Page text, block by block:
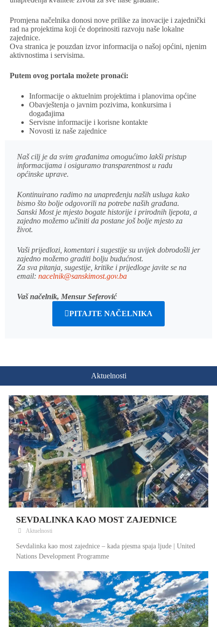
Promjena načelnika donosi nove prilike za inovacije i zajednički
rad na projektima koji će doprinositi razvoju naše lokalne
zajednice.
Ova stranica je pouzdan izvor informacija o našoj općini, njenim
aktivnostima i servisima.
Putem ovog portala možete pronaći:
Informacije o aktuelnim projektima i planovima općine
Obavještenja o javnim pozivima, konkursima i
događajima
Servisne informacije i korisne kontakte
Novosti iz naše zajednice
Naš cilj je da svim građanima omogućimo lakši pristup
informacijama i osiguramo transparentnost u radu
općinske uprave.
Kontinuirano radimo na unapređenju naših usluga kako
bismo što bolje odgovorili na potrebe naših građana.
Sanski Most je mjesto bogate historije i prirodnih ljepota, a
zajedno možemo učiniti da postane još bolje mjesto za
život.
Vaši prijedlozi, komentari i sugestije su uvijek dobrodošli jer
zajedno možemo graditi bolju budućnost.
Za sva pitanja, sugestije, kritike i prijedloge javite se na
email: nacelnik@sanskimost.gov.ba
Vaš načelnik, Mensur Seferović
PITAJTE NAČELNIKA
Aktuelnosti
SEVDALINKA KAO MOST ZAJEDNICE
Aktuelnosti
Sevdalinka kao most zajednice – kada pjesma spaja ljude | United
Nations Development Programme